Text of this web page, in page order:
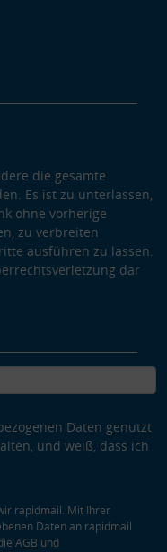
die gesamte
Es ist zu unterlassen,
ohne vorherige
zu verbreiten
ausführen zu lassen.
dar
Daten genutzt
und weiß, dass ich
rapidmail. Mit Ihrer
Daten an rapidmail
AGB und